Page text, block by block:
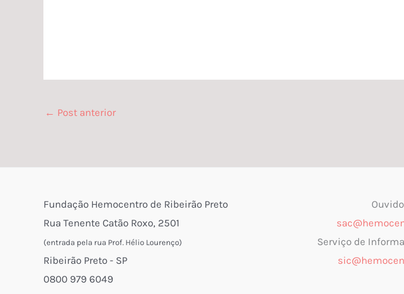
← Post anterior
Fundação Hemocentro de Ribeirão Preto
Rua Tenente Catão Roxo, 2501
(entrada pela rua Prof. Hélio Lourenço)
Ribeirão Preto - SP
0800 979 6049
Serviço de